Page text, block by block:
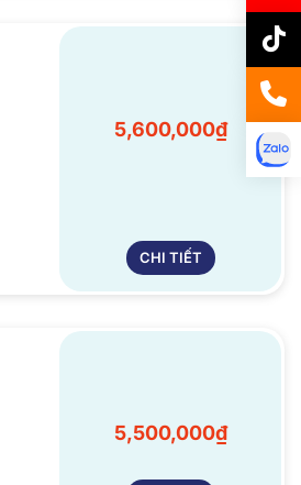
5,600,000₫
CHI TIẾT
5,500,000₫